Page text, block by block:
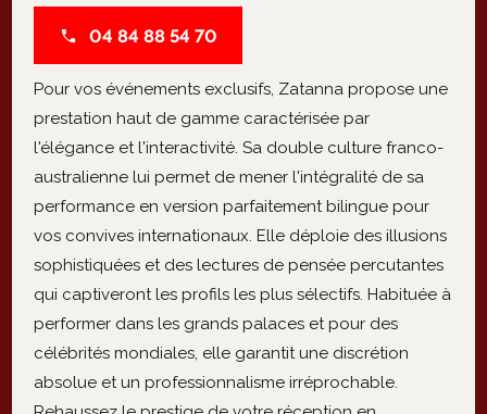
04 84 88 54 70
Pour vos événements exclusifs, Zatanna propose une
prestation haut de gamme caractérisée par
l'élégance et l'interactivité. Sa double culture franco-
australienne lui permet de mener l'intégralité de sa
performance en version parfaitement bilingue pour
vos convives internationaux. Elle déploie des illusions
sophistiquées et des lectures de pensée percutantes
qui captiveront les profils les plus sélectifs. Habituée à
performer dans les grands palaces et pour des
célébrités mondiales, elle garantit une discrétion
absolue et un professionnalisme irréprochable.